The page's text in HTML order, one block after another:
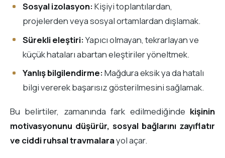
Sosyal izolasyon:Kişiyi toplantılardan,
projelerden veya sosyal ortamlardan dışlamak.
Sürekli eleştiri:Yapıcı olmayan, tekrarlayan ve
küçük hataları abartan eleştiriler yöneltmek.
Yanlış bilgilendirme:Mağdura eksik ya da hatalı
bilgi vererek başarısız gösterilmesini sağlamak.
Bu belirtiler, zamanında fark edilmediğinde kişinin
motivasyonunu düşürür, sosyal bağlarını zayıflatır
ve ciddi ruhsal travmalarayol açar.